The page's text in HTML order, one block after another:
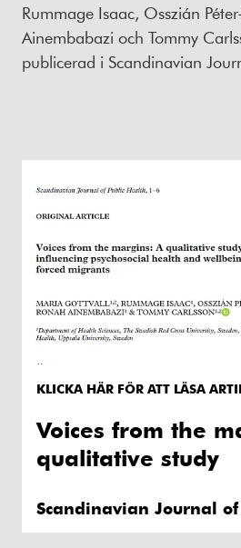
Rummage Isaac, Osszián
Ainembabazi och Tommy
publicerad i Scandinavian
KLICKA HÄR FÖR ATT LÄSA
Voices from the
qualitative study
Scandinavian Journal